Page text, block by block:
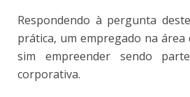
Respondendo à pergunta
prática, um empregado na área
sim empreender sendo
corporativa.